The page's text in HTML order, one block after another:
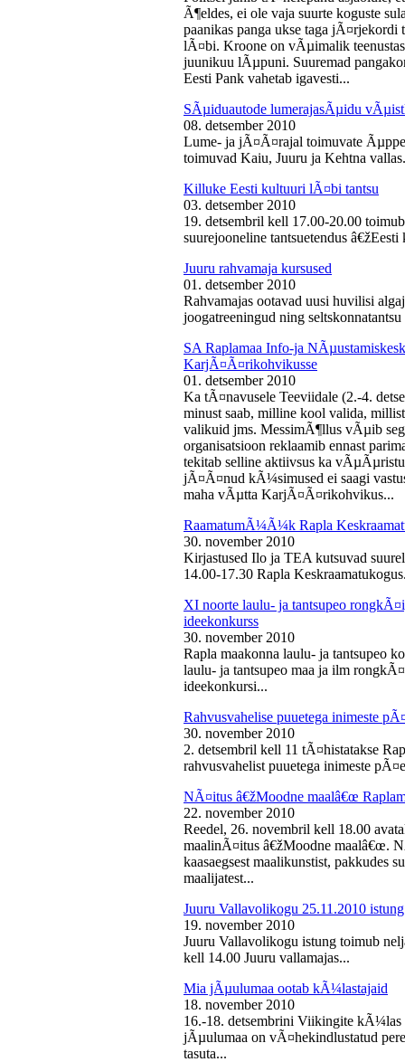
Ã¶eldes, ei ole vaja suurte koguste
paanikas panga ukse taga
lÃ¤bi. Kroone on vÃµimalik
juunikuu lÃµpuni. Suuremad
Eesti Pank vahetab igavesti...
SÃµiduautode lumerajasÃµidu
08. detsember 2010
Lume- ja jÃ¤Ã¤rajal toimuvate
toimuvad Kaiu, Juuru ja Kehtna
Killuke Eesti kultuuri lÃ¤bi tantsu
03. detsember 2010
19. detsembril kell 17.00-20.00
suurejooneline tantsuetendus
Juuru rahvamaja kursused
01. detsember 2010
Rahvamajas ootavad uusi huvilisi
joogatreeningud ning seltskonnatantsu
SA Raplamaa Info-ja
KarjÃ¤Ã¤rikohvikusse
01. detsember 2010
Ka tÃ¤navusele Teeviidale (2.-4.
minust saab, milline kool valida,
valikuid jms. MessimÃ¶llus vÃµib
organisatsioon reklaamib ennast
tekitab selline aktiivsus ka
jÃ¤Ã¤nud kÃ¼simused ei saagi
maha vÃµtta KarjÃ¤Ã¤rikohvikus...
RaamatumÃ¼Ã¼k Rapla
30. november 2010
Kirjastused Ilo ja TEA kutsuvad
14.00-17.30 Rapla
XI noorte laulu- ja tantsupeo
ideekonkurss
30. november 2010
Rapla maakonna laulu- ja tantsupeo
laulu- ja tantsupeo maa ja ilm
ideekonkursi...
Rahvusvahelise puuetega inimeste
30. november 2010
2. detsembril kell 11 tÃ¤histatakse
rahvusvahelist puuetega inimeste
NÃ¤itus â€žMoodne maalâ€œ
22. november 2010
Reedel, 26. novembril kell 18.00
maalinÃ¤itus â€žMoodne maalâ€œ.
kaasaegsest maalikunstist, pakkudes
maalijatest...
Juuru Vallavolikogu 25.11.2010 istung
19. november 2010
Juuru Vallavolikogu istung toimub
kell 14.00 Juuru vallamajas...
Mia jÃµulumaa ootab kÃ¼lastajaid
18. november 2010
16.-18. detsembrini Viikingite
jÃµulumaa on vÃ¤hekindlustatud
tasuta...